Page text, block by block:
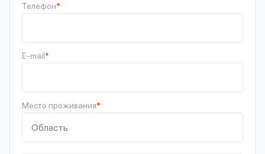
Телефон*
E-mail*
Место проживания*